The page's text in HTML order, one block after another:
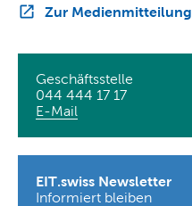
Zur Medienmitteilung
Geschäftsstelle
044 444 17 17
E-Mail
EIT.swiss Newsletter
Informiert bleiben